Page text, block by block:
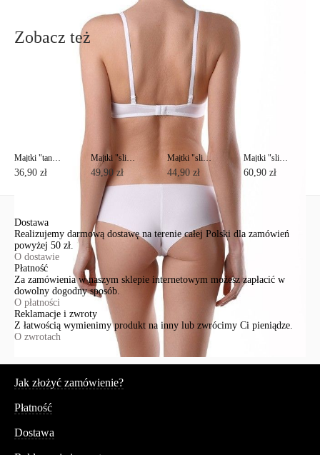
Zobacz też
Majtki "tanga" WEEKEND RP0007
36,90 zł
Majtki "slipy" DAY BY DAY RP0001
49,90 zł
Majtki "slipy" DAY BY DAY RP0002
44,90 zł
Majtki "slipy" RENDEZVOUS RP2012
60,90 zł
Dostawa
Realizujemy darmową dostawę na terenie całej Polski dla zamówień
powyżej 50 zł.
O dostawie
Płatność
Za zamówienia w naszym sklepie internetowym możesz zapłacić w
dowolny dogodny sposób.
O płatności
Reklamacje i zwroty
Z łatwością wymienimy produkt na inny lub zwrócimy Ci pieniądze.
O zwrotach
Jak złożyć zamówienie?
Płatność
Dostawa